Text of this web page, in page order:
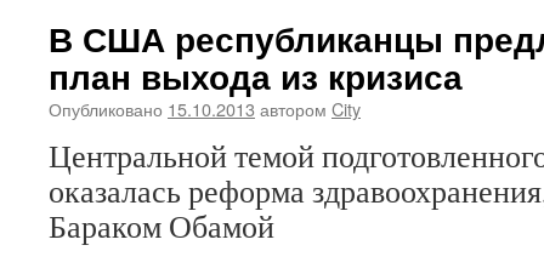
В США республиканцы
план выхода из кризиса
Опубликовано 15.10.2013 автором City
Центральной темой
оказалась реформа
Бараком Обамой